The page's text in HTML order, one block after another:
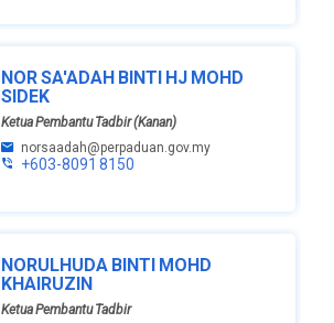
NOR SA'ADAH BINTI HJ MOHD
SIDEK
Ketua Pembantu Tadbir (Kanan)
norsaadah@perpaduan.gov.my
+603-8091 8150
NORULHUDA BINTI MOHD
KHAIRUZIN
Ketua Pembantu Tadbir